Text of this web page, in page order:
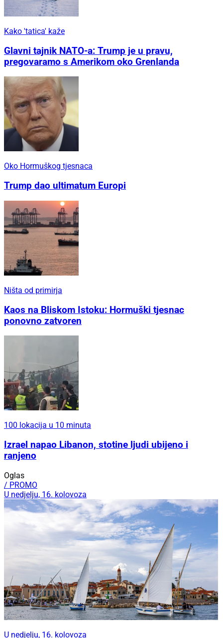
Kako 'tatica' kaže
Glavni tajnik NATO-a: Trump je u pravu,
pregovaramo s Amerikom oko Grenlanda
Oko Hormuškog tjesnaca
Trump dao ultimatum Europi
Ništa od primirja
Kaos na Bliskom Istoku: Hormuški tjesnac
ponovno zatvoren
100 lokacija u 10 minuta
Izrael napao Libanon, stotine ljudi ubijeno i
ranjeno
Oglas
/ PROMO
U nedjelju, 16. kolovoza
U nedjelju, 16. kolovoza